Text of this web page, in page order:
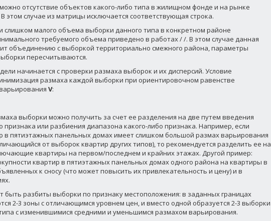
отсутствие объектов какого-либо типа в жилищном фонде и на рынке
этом случае из матрицы исключается соответствующая строка.
слишком малого объема выборки данного типа в конкретном районе
требуемого объема приведено в работах / /. В этом случае данная
объединению с выборкой территориально смежного района, параметры
пересчитываются.
начинается с проверки размаха выборок и их дисперсий. Условие
размаха каждой выборки при ориентировочном равенстве
V:
выборки можно получить за счет ее разделения на две путем введения
признака или разбиения диапазона какого-либо признака. Например, если
в пятиэтажных панельных домах имеет слишком большой размах варьирования
от выборок квартир других типов), то рекомендуется разделить ее на
квартиры на первом/последнем и крайних этажах. Другой пример:
квартир в пятиэтажных панельных домах одного района на квартиры в
к сносу (что может повысить их привлекательность и цену) и в
быть разбиты выборки по признаку местоположения: в заданных границах
2-3 зоны с отличающимся уровнем цен, и вместо одной образуется 2-3 выборки
с изменившимися средними и уменьшимся размахом варьирования.